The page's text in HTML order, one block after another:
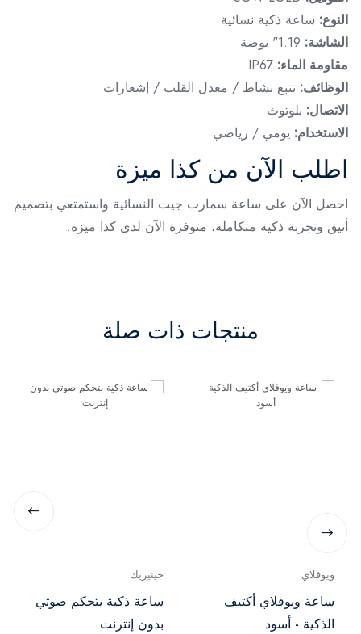
النوع: ساعة ذكية نسائية
الشاشة:
مقاومة الماء:
الوظائف: تتبع نشاط / معدل القلب / إشعارات
الاتصال: بلوتوث
الاستخدام: يومي / رياضي
اطلب الآن من كذا ميزة
احصل الآن على ساعة سمارت جيت النسائية واستمتعي بتصميم
أنيق وتجربة ذكية متكاملة، متوفرة الآن لدى كذا ميزة.
منتجات ذات صلة
ويوفلاي
ساعة ويوفلاي أكتيف
الذكية - أسود
جينيريك
ساعة ذكية بتحكم صوتي
بدون إنترنت